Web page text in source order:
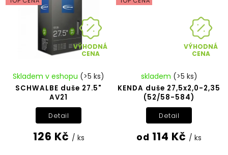
VÝHODNÁ
CENA
SCHWALBE duše 27.5"
AV21
Skladem v eshopu (>5 ks)
126 Kč / ks
Detail
VÝHODNÁ
CENA
KENDA duše 27,5x2,0-2,35
(52/58-584)
skladem (>5 ks)
od 114 Kč / ks
Detail